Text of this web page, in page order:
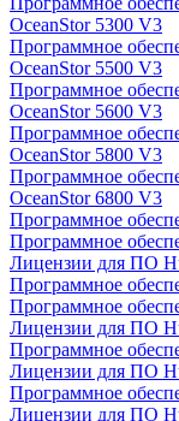
OceanStor 5300 V3
Программное
OceanStor 5500 V3
Программное
OceanStor 5600 V3
Программное
OceanStor 5800 V3
Программное
OceanStor 6800 V3
Программное
Программное
Лицензии для ПО
Программное
Программное
Лицензии для ПО
Программное
Лицензии для ПО
Программное
Лицензии для ПО